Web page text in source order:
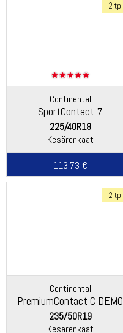
2 tp
Continental
SportContact 7
225/40R18
Kesärenkaat
113.73 €
2 tp
Continental
PremiumContact C DEMO
235/50R19
Kesärenkaat